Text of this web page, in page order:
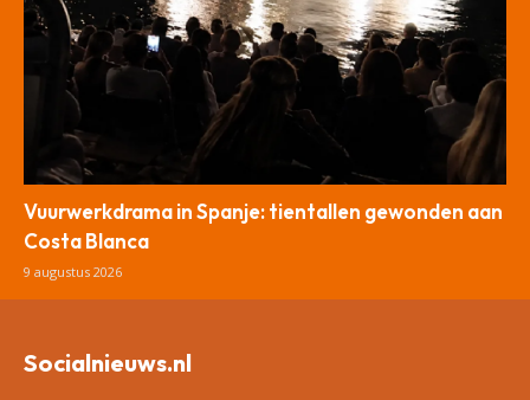
Vuurwerkdrama in Spanje: tientallen gewonden aan
Costa Blanca
9 augustus 2026
Socialnieuws.nl